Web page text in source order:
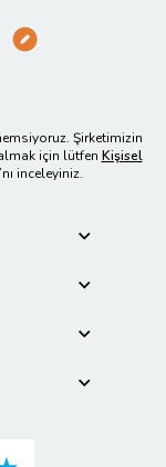
Şirketimizin
için lütfen Kişisel
’nı inceleyiniz.